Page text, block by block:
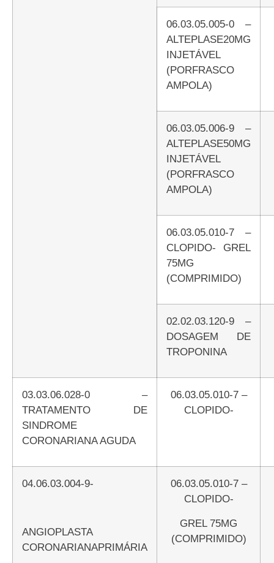
06.03.05.005-0 –
ALTEPLASE20MG
INJETÁVEL
(PORFRASCO
AMPOLA)
06.03.05.006-9 –
ALTEPLASE50MG
INJETÁVEL
(PORFRASCO
AMPOLA)
06.03.05.010-7 –
CLOPIDO- GREL
75MG
(COMPRIMIDO)
02.02.03.120-9 –
DOSAGEM DE
TROPONINA
03.03.06.028-0 –
TRATAMENTO DE
SINDROME
CORONARIANA AGUDA
06.03.05.010-7 –
CLOPIDO-
04.06.03.004-9-
ANGIOPLASTA
CORONARIANAPRIMÁRIA
06.03.05.010-7 –
CLOPIDO-
GREL 75MG
(COMPRIMIDO)